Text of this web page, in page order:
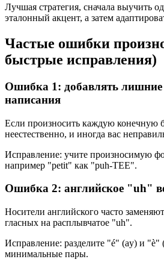
Лучшая стратегия, сначала выучить
эталонный акцент, а затем
Частые ошибки
быстрые исправления)
Ошибка 1: добавлять лишние
написания
Если произносить каждую конечную
неестественно, и иногда вас
Исправление: учите произносимую
например "petit" как "puh-TEE".
Ошибка 2: английское "uh"
Носители английского часто
гласных на расплывчатое "uh".
Исправление: разделите "é" (ay) и "è"
минимальные пары.